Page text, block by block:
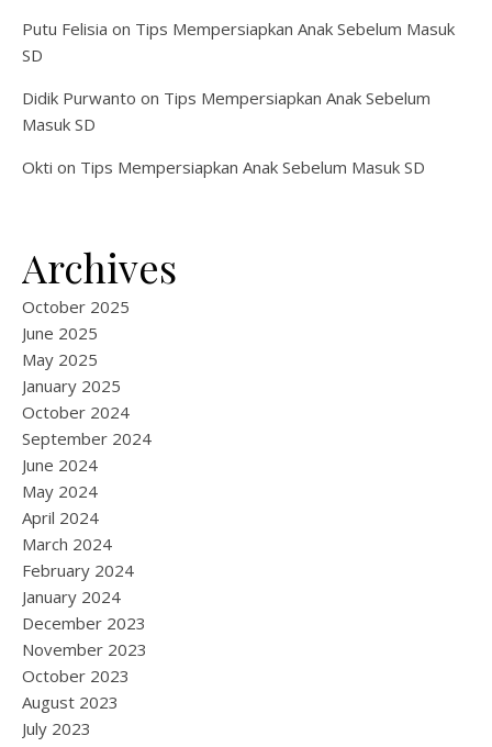
Putu Felisia on Tips Mempersiapkan Anak Sebelum Masuk
SD
Didik Purwanto on Tips Mempersiapkan Anak Sebelum
Masuk SD
Okti on Tips Mempersiapkan Anak Sebelum Masuk SD
Archives
October 2025
June 2025
May 2025
January 2025
October 2024
September 2024
June 2024
May 2024
April 2024
March 2024
February 2024
January 2024
December 2023
November 2023
October 2023
August 2023
July 2023